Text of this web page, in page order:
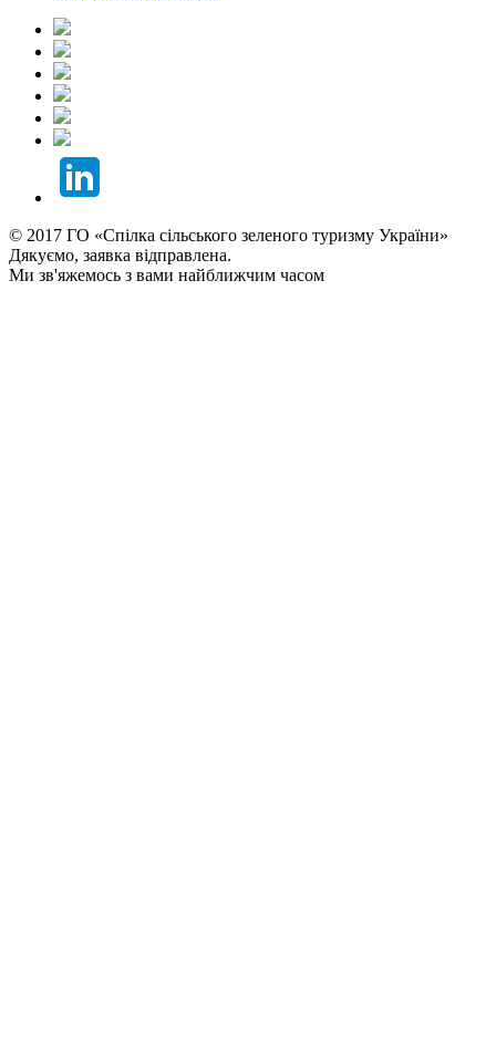
© 2017 ГО «Спілка сільського зеленого туризму України»
Дякуємо, заявка відправлена.
Ми зв'яжемось з вами найближчим часом